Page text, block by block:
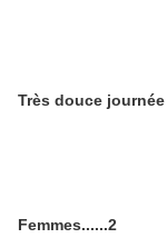
Très douce
Femmes......2